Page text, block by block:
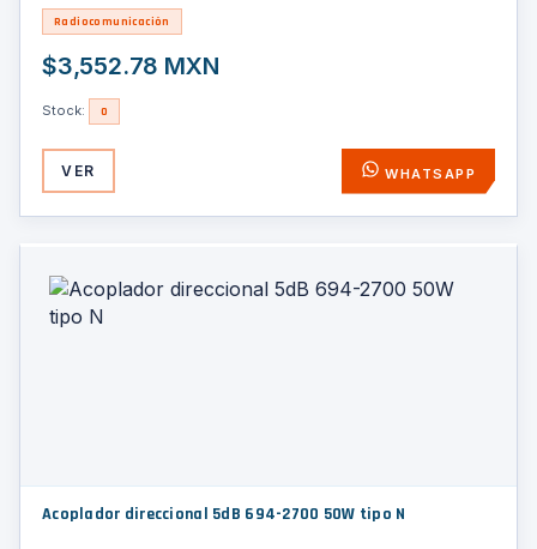
Radiocomunicación
$3,552.78 MXN
Stock: 0
VER WHATSAPP
Acoplador direccional 5dB 694-2700 50W tipo N